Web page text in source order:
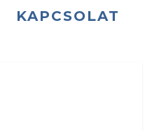
KAPCSOLAT